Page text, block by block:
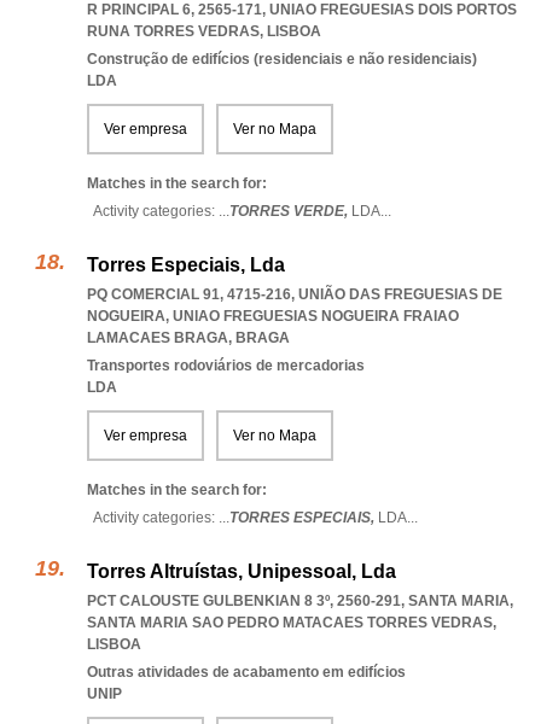
R PRINCIPAL 6, 2565-171, UNIAO FREGUESIAS DOIS PORTOS
RUNA TORRES VEDRAS, LISBOA
Construção de edifícios (residenciais e não residenciais)
LDA
Ver empresa Ver no Mapa
Matches in the search for:
Activity categories: ...TORRES VERDE, LDA...
Torres Especiais, Lda
PQ COMERCIAL 91, 4715-216, UNIÃO DAS FREGUESIAS DE
NOGUEIRA, UNIAO FREGUESIAS NOGUEIRA FRAIAO
LAMACAES BRAGA, BRAGA
Transportes rodoviários de mercadorias
LDA
Ver empresa Ver no Mapa
Matches in the search for:
Activity categories: ...TORRES ESPECIAIS, LDA...
Torres Altruístas, Unipessoal, Lda
PCT CALOUSTE GULBENKIAN 8 3º, 2560-291, SANTA MARIA,
SANTA MARIA SAO PEDRO MATACAES TORRES VEDRAS,
LISBOA
Outras atividades de acabamento em edifícios
UNIP